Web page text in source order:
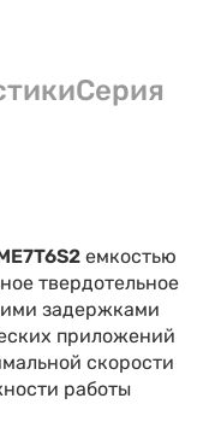
Серия
емкостью
твердотельное
задержками
приложений
скорости
работы